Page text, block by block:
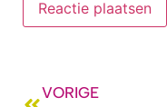
VORIGE